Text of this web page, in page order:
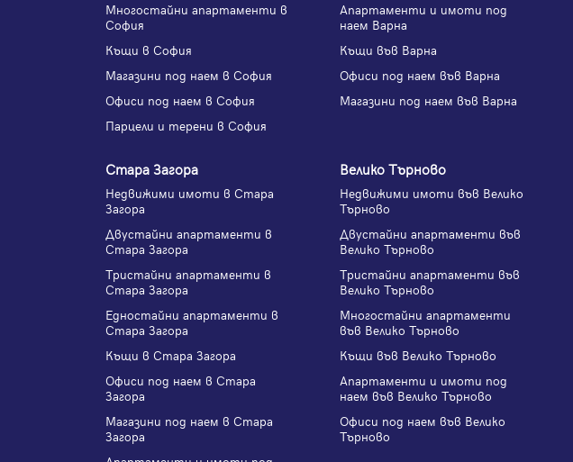
Многостайни апартаменти в
София
Къщи в София
Магазини под наем в София
Офиси под наем в София
Парцели и терени в София
Апартаменти и имоти под
наем Варна
Къщи във Варна
Офиси под наем във Варна
Магазини под наем във Варна
Стара Загора
Недвижими имоти в Стара
Загора
Двустайни апартаменти в
Стара Загора
Тристайни апартаменти в
Стара Загора
Едностайни апартаменти в
Стара Загора
Къщи в Стара Загора
Офиси под наем в Стара
Загора
Магазини под наем в Стара
Загора
Велико Търново
Недвижими имоти във Велико
Търново
Двустайни апартаменти във
Велико Търново
Тристайни апартаменти във
Велико Търново
Многостайни апартаменти
във Велико Търново
Къщи във Велико Търново
Апартаменти и имоти под
наем във Велико Търново
Офиси под наем във Велико
Търново